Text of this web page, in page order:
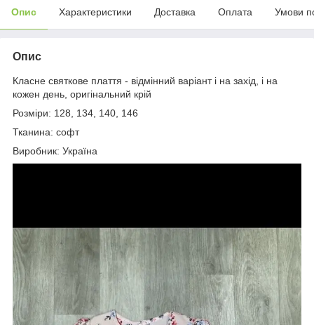
Опис Характеристики Доставка Оплата Умови
Опис
Класне святкове плаття - відмінний варіант і на захід, і на
кожен день, оригінальний крій
Розміри: 128, 134, 140, 146
Тканина: софт
Виробник: Україна